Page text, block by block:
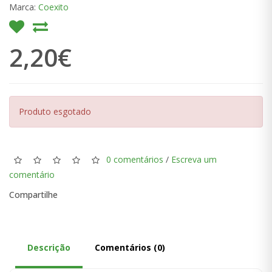
Marca: Coexito
2,20€
Produto esgotado
0 comentários / Escreva um
comentário
Compartilhe
Descrição Comentários (0)